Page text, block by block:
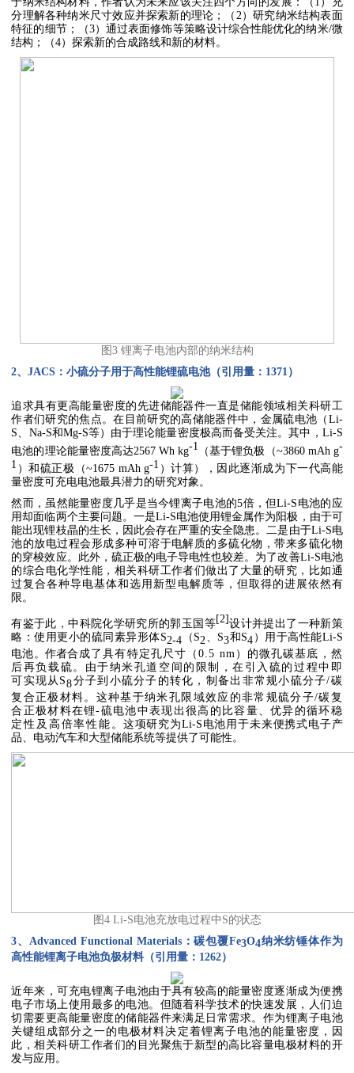
分理解各种纳米尺寸效应并探索新的理论；（2）研究纳米结构表面
特征的细节；（3）通过表面修饰等策略设计综合性能优化的纳米/微
结构；（4）探索新的合成路线和新的材料。
图3 锂离子电池内部的纳米结构
2、JACS ：小硫分子用于高性能锂硫电池（引用量： 1371 ）
追求具有更高能量密度的先进储能器件一直是储能领域相关科研工
作者们研究的焦点。在目前研究的高储能器件中，金属硫电池（Li-
S、Na-S和Mg-S等）由于理论能量密度极高而备受关注。其中，Li-S
电池的理论能量密度高达2567 Wh kg-1 （基于锂负极（~3860 mAh g-
1 ）和硫正极（~1675 mAh g-1 ）计算），因此逐渐成为下一代高能
量密度可充电电池最具潜力的研究对象。
然而，虽然能量密度几乎是当今锂离子电池的5倍，但Li-S电池的应
用却面临两个主要问题。一是Li-S电池使用锂金属作为阳极，由于可
能出现锂枝晶的生长，因此会存在严重的安全隐患。二是由于Li-S电
池的放电过程会形成多种可溶于电解质的多硫化物，带来多硫化物
的穿梭效应。此外，硫正极的电子导电性也较差。为了改善Li-S电池
的综合电化学性能，相关科研工作者们做出了大量的研究，比如通
过复合各种导电基体和选用新型电解质等，但取得的进展依然有
限。
有鉴于此，中科院化学研究所的郭玉国等[2]设计并提出了一种新策
略：使用更小的硫同素异形体S2-4 （S2 、S3和S4 ）用于高性能Li-S
电池。作者合成了具有特定孔尺寸（0.5 nm）的微孔碳基底，然
后再负载硫。由于纳米孔道空间的限制，在引入硫的过程中即
可实现从S8分子到小硫分子的转化，制备出非常规小硫分子/碳
复合正极材料。这种基于纳米孔限域效应的非常规硫分子/碳复
合正极材料在锂-硫电池中表现出很高的比容量、优异的循环稳
定性及高倍率性能 。这项研究为Li-S电池用于未来便携式电子产
品、电动汽车和大型储能系统等提供了可能性。
图4 Li-S电池充放电过程中S的状态
3、Advanced Functional Materials：碳包覆Fe3O4纳米纺锤体作为
高性能锂离子电池负极材料（引用量： 1262）
近年来，可充电锂离子电池由于具有较高的能量密度逐渐成为便携
电子市场上使用最多的电池。但随着科学技术的快速发展，人们迫
切需要更高能量密度的储能器件来满足日常需求。作为锂离子电池
关键组成部分之一的电极材料决定着锂离子电池的能量密度，因
此，相关科研工作者们的目光聚焦于新型的高比容量电极材料的开
发与应用。